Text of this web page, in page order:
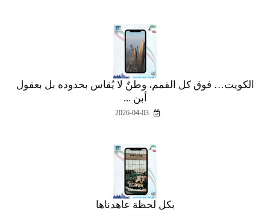
الكويت… فوق كل القمم، وطنٌ لا يُقاس بحدوده بل بعقول
أبن ...
بكل لحظة عاهدناها